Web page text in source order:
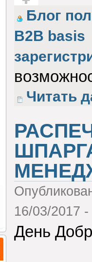
Голос за!
Блог
B2B basis
Читать
16/03/2017
День